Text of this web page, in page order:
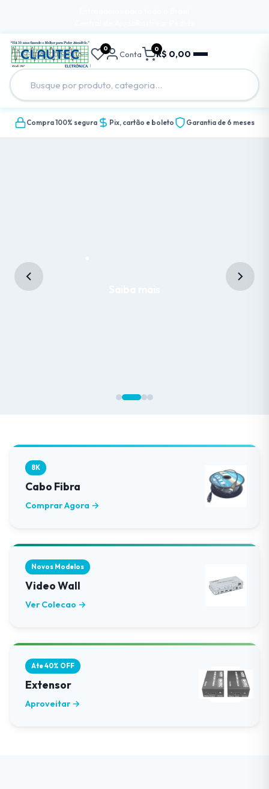
0
Conta R$ 0,00
0
Compra 100% segura Pix, cartão e boleto Garantia de 6 meses
8K
Cabo Fibra
Comprar Agora →
Novos Modelos
Video Wall
Ver Colecao →
Ate 40% OFF
Extensor
Aproveitar →